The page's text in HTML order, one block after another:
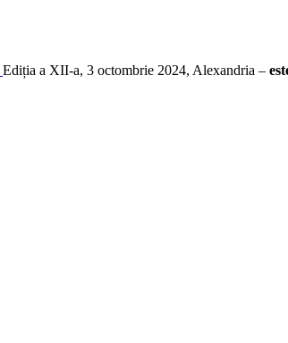
Ediția a XII-a, 3 octombrie 2024, Alexandria –